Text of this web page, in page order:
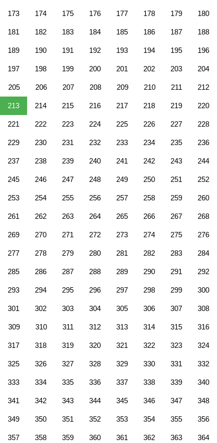
173 174 175 176 177 178 179 180
181 182 183 184 185 186 187 188
189 190 191 192 193 194 195 196
197 198 199 200 201 202 203 204
205 206 207 208 209 210 211 212
213 214 215 216 217 218 219 220
221 222 223 224 225 226 227 228
229 230 231 232 233 234 235 236
237 238 239 240 241 242 243 244
245 246 247 248 249 250 251 252
253 254 255 256 257 258 259 260
261 262 263 264 265 266 267 268
269 270 271 272 273 274 275 276
277 278 279 280 281 282 283 284
285 286 287 288 289 290 291 292
293 294 295 296 297 298 299 300
301 302 303 304 305 306 307 308
309 310 311 312 313 314 315 316
317 318 319 320 321 322 323 324
325 326 327 328 329 330 331 332
333 334 335 336 337 338 339 340
341 342 343 344 345 346 347 348
349 350 351 352 353 354 355 356
357 358 359 360 361 362 363 364